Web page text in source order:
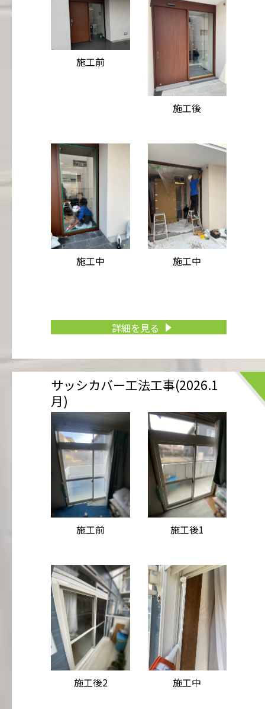
施工前
施工後
施工中 施工中
詳細を見る
サッシカバー工法工事(2026.1
月)
施工前 施工後1
施工後2 施工中